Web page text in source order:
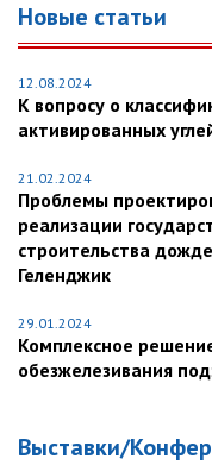
Новые статьи
12.08.2024
К вопросу о
активированных
21.02.2024
Проблемы
реализации
строительства
Геленджик
29.01.2024
Комплексное
обезжелезивания
Выставки/